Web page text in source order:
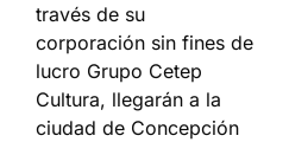
través de su
corporación sin fines de
lucro Grupo Cetep
Cultura, llegarán a la
ciudad de Concepción